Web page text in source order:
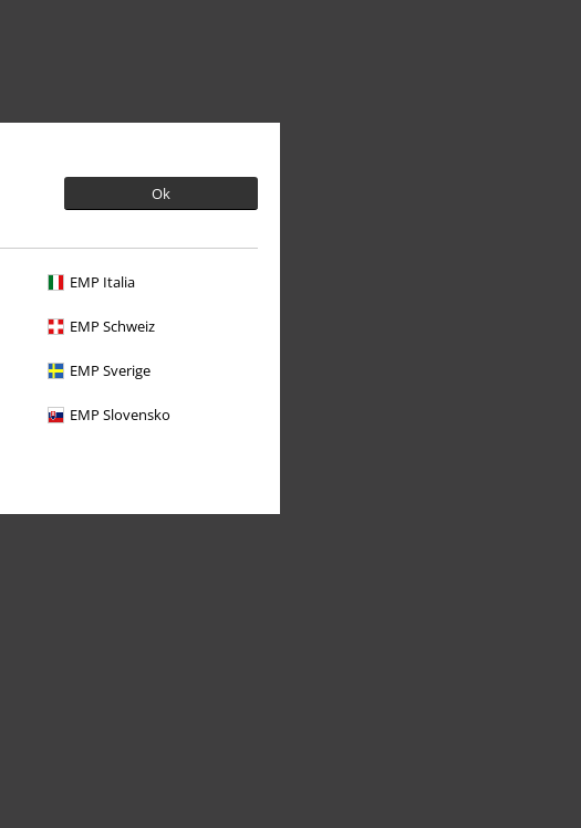
Ok
EMP Italia
EMP Schweiz
EMP Sverige
EMP Slovensko